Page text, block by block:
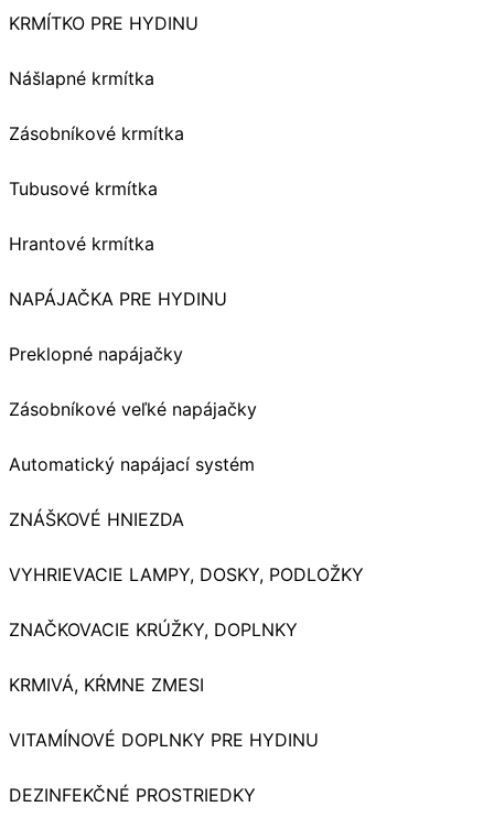
KRMÍTKO PRE HYDINU
Nášlapné krmítka
Zásobníkové krmítka
Tubusové krmítka
Hrantové krmítka
NAPÁJAČKA PRE HYDINU
Preklopné napájačky
Zásobníkové veľké napájačky
Automatický napájací systém
ZNÁŠKOVÉ HNIEZDA
VYHRIEVACIE LAMPY, DOSKY, PODLOŽKY
ZNAČKOVACIE KRÚŽKY, DOPLNKY
KRMIVÁ, KŔMNE ZMESI
VITAMÍNOVÉ DOPLNKY PRE HYDINU
DEZINFEKČNÉ PROSTRIEDKY